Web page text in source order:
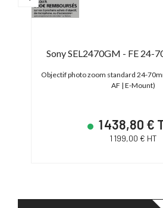
Sony SEL2470GM - FE 24-
Objectif photo zoom standard 24-
AF | E-Mount)
1 438,80 €
1 199,00 € HT